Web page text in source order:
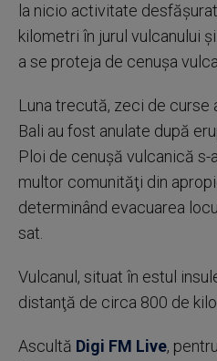
la nicio activitate
kilometri în jurul vulcanului
a se proteja de cenuşa
Luna trecută, zeci de curse
Bali au fost anulate după
Ploi de cenuşă vulcanică s-
multor comunităţi din
determinând evacuarea
sat.
Vulcanul, situat în estul
distanţă de circa 800 de
Ascultă Digi FM Live,